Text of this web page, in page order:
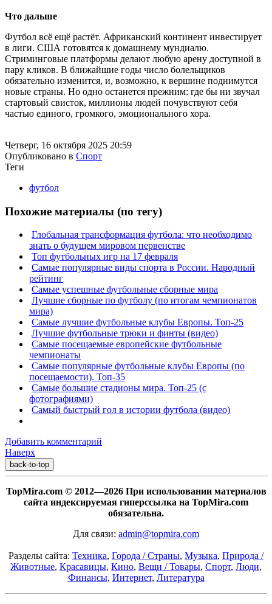
Что дальше
Футбол всё ещё растёт. Африканский континент инвестирует
в лиги. США готовятся к домашнему мундиалю.
Стриминговые платформы делают любую арену доступной в
пару кликов. В ближайшие годы число болельщиков
обязательно изменится, и, возможно, к вершине поднимутся
новые страны. Но одно останется прежним: где бы ни звучал
стартовый свисток, миллионы людей почувствуют себя
частью единого, громкого, эмоционального хора.
Четверг, 16 октября 2025 20:59
Опубликовано в Спорт
Теги
футбол
Похожие материалы (по тегу)
Глобальная трансформация футбола: что необходимо
знать о будущем мировом первенстве
Топ футбольных игр на 17 февраля
Самые популярные виды спорта в России. Народный
рейтинг
Самые успешные футбольные сборные мира
Лучшие сборные по футболу (по итогам чемпионатов
мира)
Самые лучшие футбольные клубы Европы. Топ-25
Лучшие футбольные трюки и финты (видео)
Самые посещаемые европейские футбольные
чемпионаты
Самые популярные футбольные клубы Европы (по
посещаемости). Топ-35
Самые большие стадионы мира. Топ-25 (с
фотографиями)
Самый быстрый гол в истории футбола (видео)
Добавить комментарий
Наверх
back-to-top
TopMira.com © 2012—2026 При использовании материалов
сайта индексируемая гиперссылка на TopMira.com
обязательна.
Для связи: admin@topmira.com
Разделы сайта: Техника, Города / Страны, Музыка, Природа /
Животные, Красавицы, Кино, Вещи / Товары, Спорт, Люди,
Финансы, Интернет, Литература